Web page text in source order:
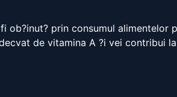
ob?inut? prin consumul alimentelor
de vitamina A ?i vei contribui